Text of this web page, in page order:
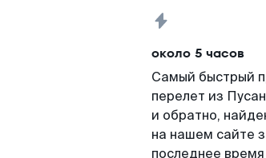
около 5 часов
Самый быстрый
перелет из
и обратно,
на нашем сайте
последнее время